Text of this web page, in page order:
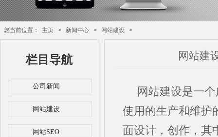
您当前位置： 主页 > 新闻中心 > 网站建设 >
栏目导航
公司新闻
网站建设
网站SEO
网站建
网站建设是一个
使用的生产和维护
面设计，创作，其